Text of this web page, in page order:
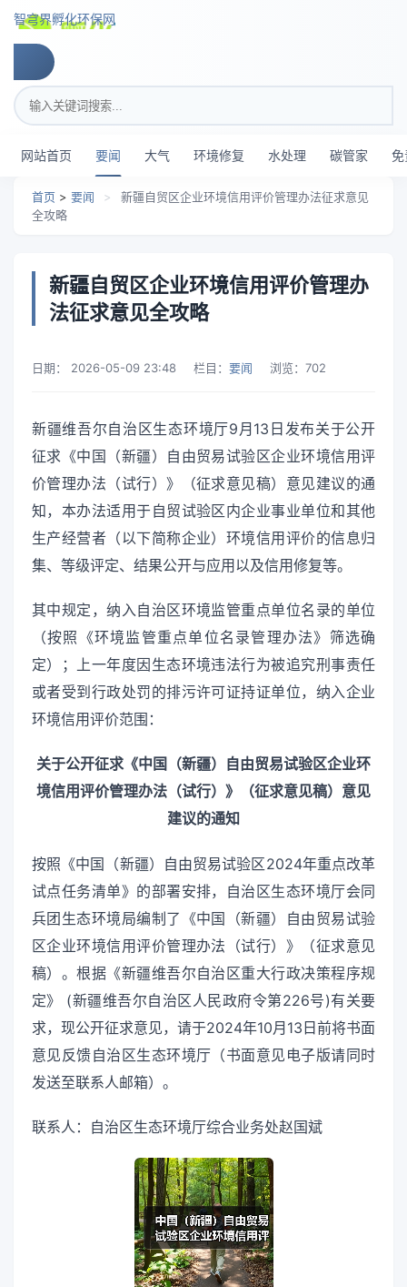
智穹界孵化环保网
搜索关键词
网站首页 要闻 大气 环境修复 水处理 碳管家 免
首页 > 要闻 >
新疆自贸区企业环境信用评价管理办法征求意见
全攻略
新疆自贸区企业环境信用评价管理办
法征求意见全攻略
日期： 2026-05-09 23:48 栏目： 要闻 浏览： 702
新疆维吾尔自治区生态环境厅9月13日发布关于公开
征求《中国（新疆）自由贸易试验区企业环境信用评
价管理办法（试行）》（征求意见稿）意见建议的通
知，本办法适用于自贸试验区内企业事业单位和其他
生产经营者（以下简称企业）环境信用评价的信息归
集、等级评定、结果公开与应用以及信用修复等。
其中规定，纳入自治区环境监管重点单位名录的单位
（按照《环境监管重点单位名录管理办法》筛选确
定）；上一年度因生态环境违法行为被追究刑事责任
或者受到行政处罚的排污许可证持证单位，纳入企业
环境信用评价范围：
关于公开征求《中国（新疆）自由贸易试验区企业环
境信用评价管理办法（试行）》（征求意见稿）意见
建议的通知
按照《中国（新疆）自由贸易试验区2024年重点改革
试点任务清单》的部署安排，自治区生态环境厅会同
兵团生态环境局编制了《中国（新疆）自由贸易试验
区企业环境信用评价管理办法（试行）》（征求意见
稿）。根据《新疆维吾尔自治区重大行政决策程序规
定》 (新疆维吾尔自治区人民政府令第226号)有关要
求，现公开征求意见，请于2024年10月13日前将书面
意见反馈自治区生态环境厅（书面意见电子版请同时
发送至联系人邮箱）。
联系人：自治区生态环境厅综合业务处赵国斌